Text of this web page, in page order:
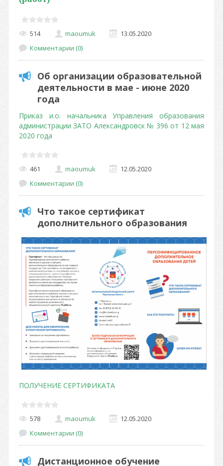
514 maoumuk
13.05.2020
Комментарии (0)
Об организации образовательной
деятельности в мае - июне 2020
года
Приказ и.о. начальника Управления образования
администрации ЗАТО Александровск № 396 от 12 мая
2020 года
461 maoumuk
12.05.2020
Комментарии (0)
Что такое сертификат
дополнительного образования
ПОЛУЧЕНИЕ СЕРТИФИКАТА
578 maoumuk
12.05.2020
Комментарии (0)
Дистанционное обучение